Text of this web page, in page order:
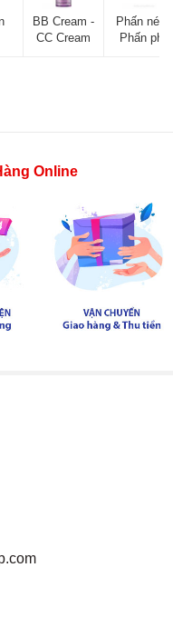
BB Cream -
CC Cream
Phấn nén -
Phấn phủ
Online